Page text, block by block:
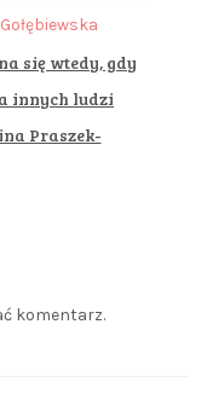
się wtedy, gdy
innych ludzi
Praszek-
komentarz.